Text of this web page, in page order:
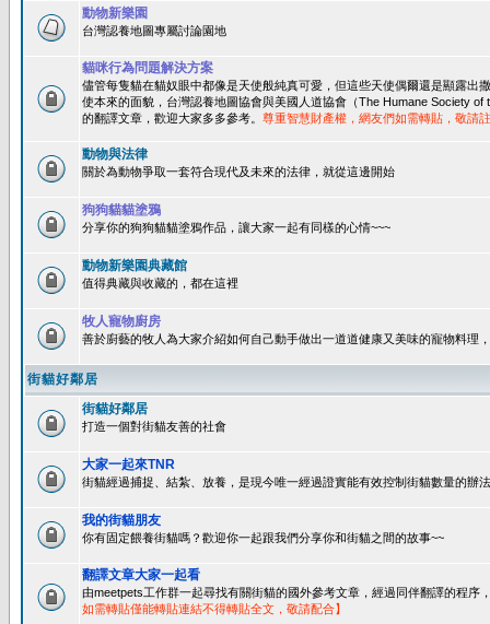
動物新樂園
台灣認養地圖專屬討論園地
貓咪行為問題解決方案
儘管每隻貓在貓奴眼中都像是天使般純真可愛，但這些天使偶爾還是顯露出
使本來的面貌，台灣認養地圖協會與美國人道協會（The Humane Society
的翻譯文章，歡迎大家多多參考。 尊重智慧財產權，網友們如需轉貼，敬請
動物與法律
關於為動物爭取一套符合現代及未來的法律，就從這邊開始
狗狗貓貓塗鴉
分享你的狗狗貓貓塗鴉作品，讓大家一起有同樣的心情~~~
動物新樂園典藏館
值得典藏與收藏的，都在這裡
牧人寵物廚房
善於廚藝的牧人為大家介紹如何自己動手做出一道道健康又美味的寵物料理
街貓好鄰居
街貓好鄰居
打造一個對街貓友善的社會
大家一起來TNR
街貓經過捕捉、結紮、放養，是現今唯一經過證實能有效控制街貓數量的辦
我的街貓朋友
你有固定餵養街貓嗎？歡迎你一起跟我們分享你和街貓之間的故事~~
翻譯文章大家一起看
由meetpets工作群一起尋找有關街貓的國外參考文章，經過同伴翻譯的程序
如需轉貼僅能轉貼連結不得轉貼全文，敬請配合】